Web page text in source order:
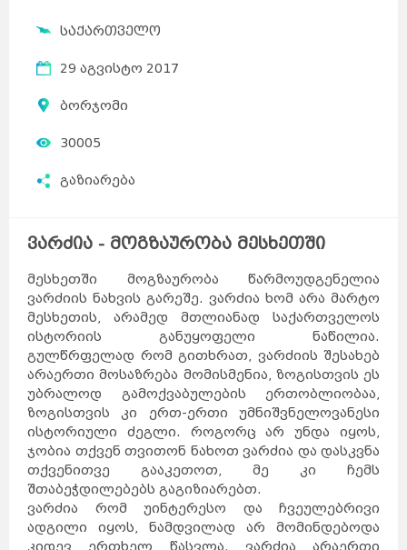
საქართველო
29 აგვისტო 2017
ბორჯომი
30005
გაზიარება
ვარძია - მოგზაურობა მესხეთში
მესხეთში მოგზაურობა წარმოუდგენელია
ვარძიის ნახვის გარეშე. ვარძია ხომ არა მარტო
მესხეთის, არამედ მთლიანად საქართველოს
ისტორიის განუყოფელი ნაწილია.
გულწრფელად რომ გითხრათ, ვარძიის შესახებ
არაერთი მოსაზრება მომისმენია, ზოგისთვის ეს
უბრალოდ გამოქვაბულების ერთობლიობაა,
ზოგისთვის კი ერთ-ერთი უმნიშვნელოვანესი
ისტორიული ძეგლი. როგორც არ უნდა იყოს,
ჯობია თქვენ თვითონ ნახოთ ვარძია და დასკვნა
თქვენითვე გააკეთოთ, მე კი ჩემს
შთაბეჭდილებებს გაგიზიარებთ.
ვარძია რომ უინტერესო და ჩვეულებრივი
ადგილი იყოს, ნამდვილად არ მომინდებოდა